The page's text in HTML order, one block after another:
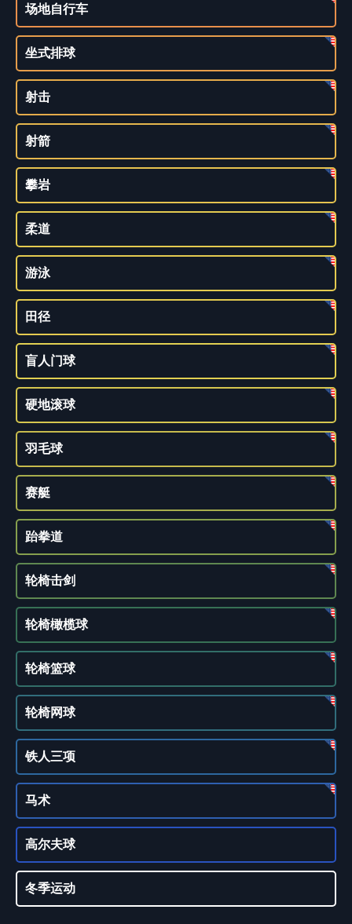
场地自行车
坐式排球
射击
射箭
攀岩
柔道
游泳
田径
盲人门球
硬地滚球
羽毛球
赛艇
跆拳道
轮椅击剑
轮椅橄榄球
轮椅篮球
轮椅网球
铁人三项
马术
高尔夫球
冬季运动